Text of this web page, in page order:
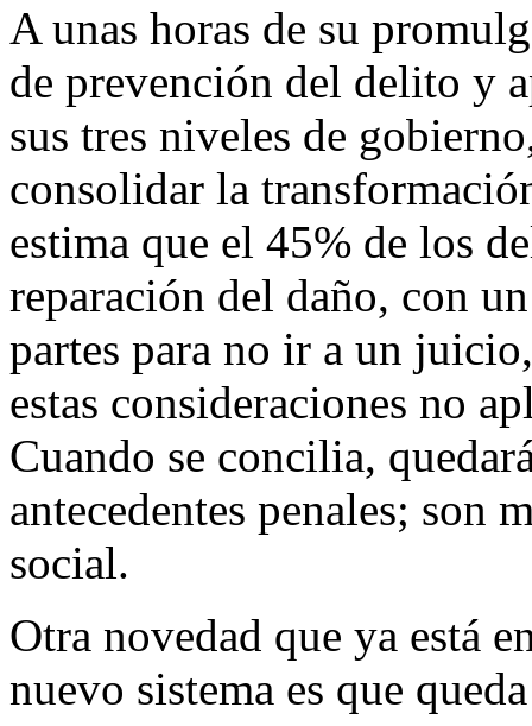
A unas horas de su
de prevención del delito y
sus tres niveles de
consolidar la
estima que el 45% de los
reparación del daño, con
partes para no ir a un
estas consideraciones no
Cuando se concilia,
antecedentes penales; son
social.
Otra novedad que ya está
nuevo sistema es que